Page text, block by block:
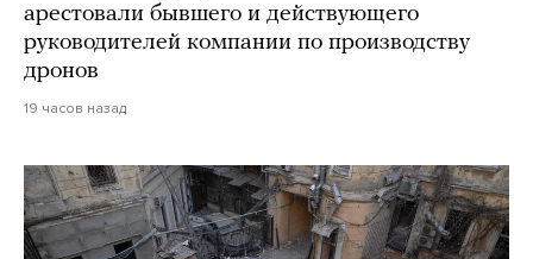
арестовали бывшего и действующего
руководителей компании по производству
дронов
19 часов назад